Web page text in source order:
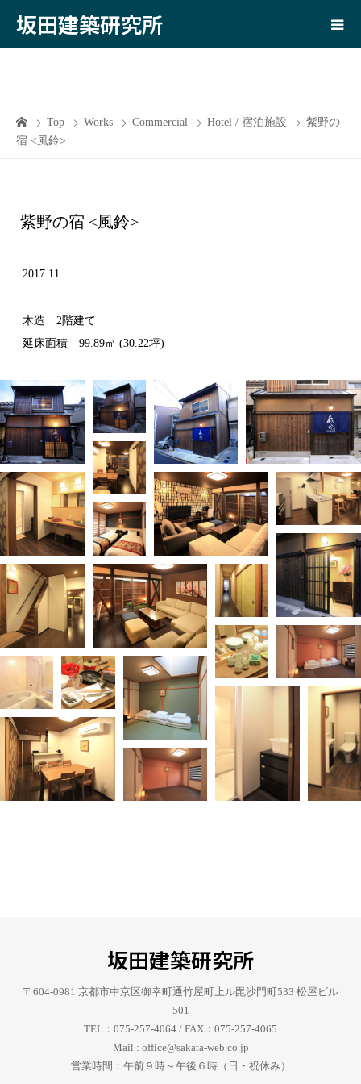
坂田建築研究所
Top Works Commercial Hotel / 宿泊施設
紫野の
宿 <風鈴>
紫野の宿 <風鈴>
2017.11
木造 2階建て
延床面積 99.89㎡ (30.22坪)
坂田建築研究所
〒604-0981 京都市中京区御幸町通竹屋町上ル毘沙門町533 松屋ビル
501
TEL：075-257-4064 / FAX：075-257-4065
Mail : office@sakata-web.co.jp
営業時間：午前９時～午後６時（日・祝休み）